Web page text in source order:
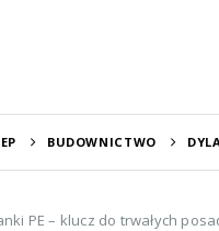
BUDOWNICTWO
PE – klucz do trwałych